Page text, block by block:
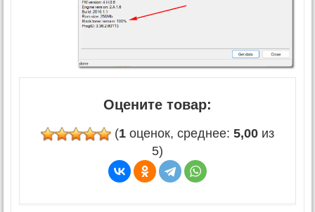
Оцените товар:
(1 оценок, среднее: 5,00 из
5)